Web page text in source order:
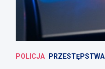
POLICJA PRZESTĘPSTWA